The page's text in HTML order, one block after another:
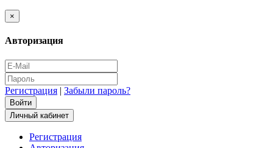
×
Авторизация
Регистрация | Забыли пароль?
Личный кабинет
Регистрация